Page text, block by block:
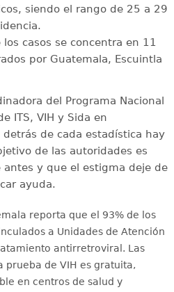
siendo el rango de 25 a 29
casos se concentra en 11
por Guatemala, Escuintla
del Programa Nacional
ITS, VIH y Sida en
de cada estadística hay
de las autoridades es
y que el estigma deje de
ayuda.
reporta que el 93% de los
a Unidades de Atención
antirretroviral . Las
prueba de VIH es gratuita,
en centros de salud y